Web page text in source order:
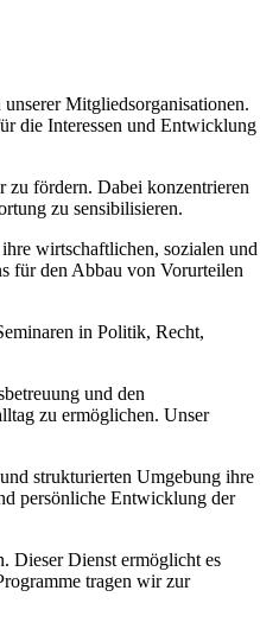
Mitgliedsorganisationen.
die Interessen und Entwicklung
zu fördern. Dabei konzentrieren
zu sensibilisieren.
wirtschaftlichen, sozialen und
für den Abbau von Vorurteilen
in Politik, Recht,
und den
zu ermöglichen. Unser
strukturierten Umgebung ihre
persönliche Entwicklung der
Dieser Dienst ermöglicht es
tragen wir zur